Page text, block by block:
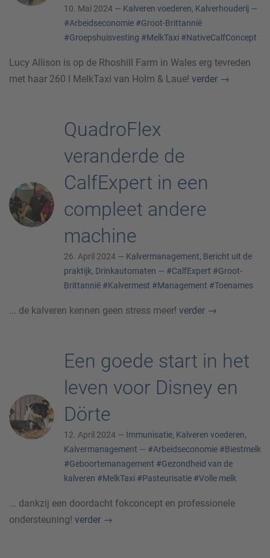
10. Mai 2024 — Kalveren voederen, Kalverhouderij —
#Arbeidseconomie #Groot-Brittannië
#Groepshuisvesting #MelkTaxi #NativeCalfConcept
Lucy Allison is op de Rhoshill Farm in Wales erg tevreden
met haar 260 l MelkTaxi van Holm & Laue! verder →
QuadroFlex
veranderde de
CalfExpert in een
compleet andere
machine
26. April 2024 — Kalvermanagement, Bericht uit de
praktijk, Drinkautomaten — #CalfExpert #Groot-
Brittannië #Kalvermest #Management #Toenames
... de kalveren kennen geen stress meer! verder →
Een goede start in het
leven voor Disney en
Dörte
12. April 2024 — Immunisatie, Kalveren voederen,
Kalvermanagement — #Arbeidseconomie #Biestmelk
#Geboortemanagement #Gezondheid van de
kalveren #MelkTaxi #Pasteurisatie #Volle melk
... dankzij een doordacht fokconcept en professionele
ondersteuning! verder →